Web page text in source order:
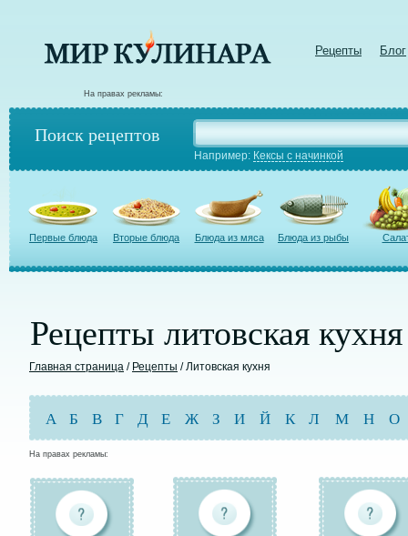
Рецепты Блог
На правах рекламы:
Поиск рецептов
Например: Кексы с начинкой
Первые блюда Вторые блюда Блюда из мяса Блюда из рыбы
Рецепты литовская кухня
Главная страница / Рецепты / Литовская кухня
А Б В Г Д Е Ж З И Й К Л М Н О
На правах рекламы: